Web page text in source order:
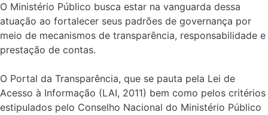
O Ministério Público busca estar na vanguarda dessa
atuação ao fortalecer seus padrões de governança por
meio de mecanismos de transparência, responsabilidade e
prestação de contas.
O Portal da Transparência, que se pauta pela Lei de
Acesso à Informação (LAI, 2011) bem como pelos critérios
estipulados pelo Conselho Nacional do Ministério Público